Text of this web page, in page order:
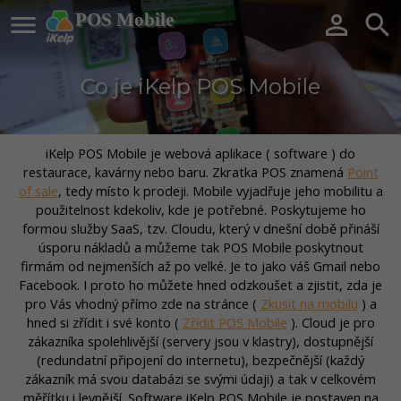
POS Mobile
  
Co je iKelp POS Mobile
iKelp POS Mobile je webová aplikace ( software ) do
restaurace, kavárny nebo baru. Zkratka POS znamená Point
of sale, tedy místo k prodeji. Mobile vyjadřuje jeho mobilitu a
použitelnost kdekoliv, kde je potřebné. Poskytujeme ho
formou služby SaaS, tzv. Cloudu, který v dnešní době přináší
úsporu nákladů a můžeme tak POS Mobile poskytnout
firmám od nejmenších až po velké. Je to jako váš Gmail nebo
Facebook. I proto ho můžete hned odzkoušet a zjistit, zda je
pro Vás vhodný přímo zde na stránce ( Zkusit na mobilu ) a
hned si zřídit i své konto ( Zřídit POS Mobile ). Cloud je pro
zákazníka spolehlivější (servery jsou v klastry), dostupnější
(redundatní připojení do internetu), bezpečnější (každý
zákazník má svou databázi se svými údaji) a tak v celkovém
měřítku i levnější. Software iKelp POS Mobile je postaven na